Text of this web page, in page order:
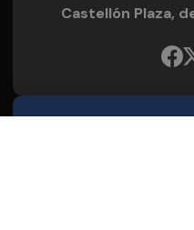
Castellón Plaza,